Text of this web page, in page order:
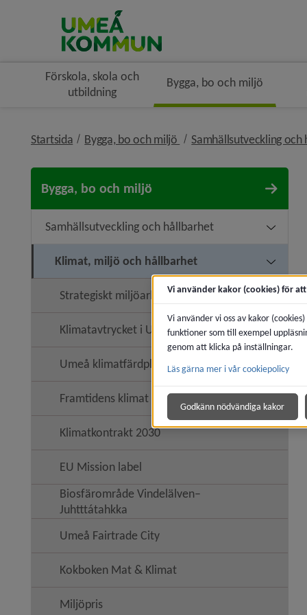
Förskola, skola och
utbildning
Bygga, bo och miljö
Startsida Bygga, bo och miljö nivå i
Samhällsutveckling
Bygga, bo och miljö
Samhällsutveckling och hållbarhet
Klimat, miljö och hållbarhet
Strategiskt miljöarbete
Klimatavtrycket i Umeå
Umeå klimatfärdplan
Framtidens klimat i Umeå kommun
Klimatkontrakt 2030
EU Mission label
Biosfärområde Vindelälven–
Juhtttátahkka
Umeå Fairtrade City
Kokboken Mat & Klimat
Miljöpris
Vi använder kakor (cookies) för
Vi använder vi oss av kakor
funktioner som till exempel
genom att klicka på inställningar.
Läs gärna mer i vår cookiepolicy
Godkänn nödvändiga kakor